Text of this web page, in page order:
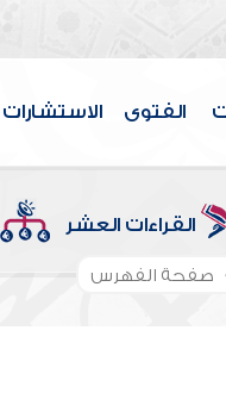
الفتوى الاستشارات
القراءات العشر
صفحة الفهرس